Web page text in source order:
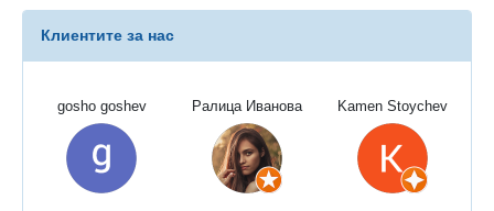
Клиентите за нас
gosho goshev Ралица Иванова Kamen Stoychev